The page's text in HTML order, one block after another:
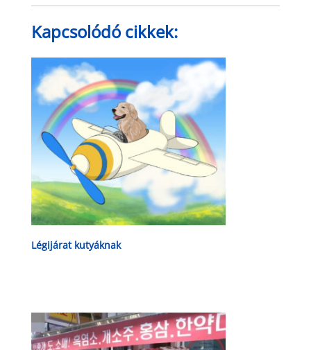
Kapcsolódó cikkek:
Légijárat kutyáknak